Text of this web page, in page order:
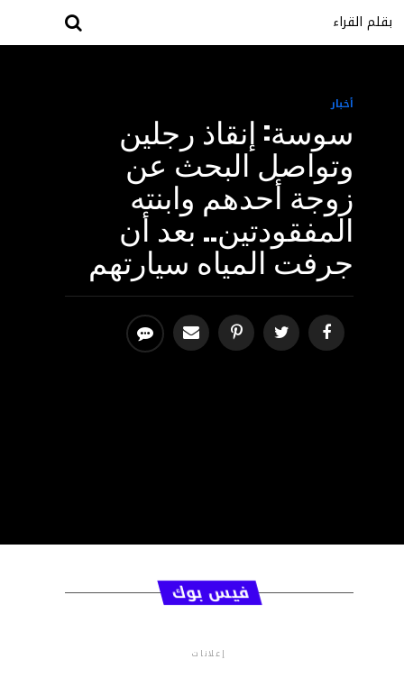
بقلم القراء
أخبار
سوسة: إنقاذ رجلين
وتواصل البحث عن
زوجة أحدهم وابنته
المفقودتين.. بعد أن
جرفت المياه سيارتهم
فيس بوك
إعلانات